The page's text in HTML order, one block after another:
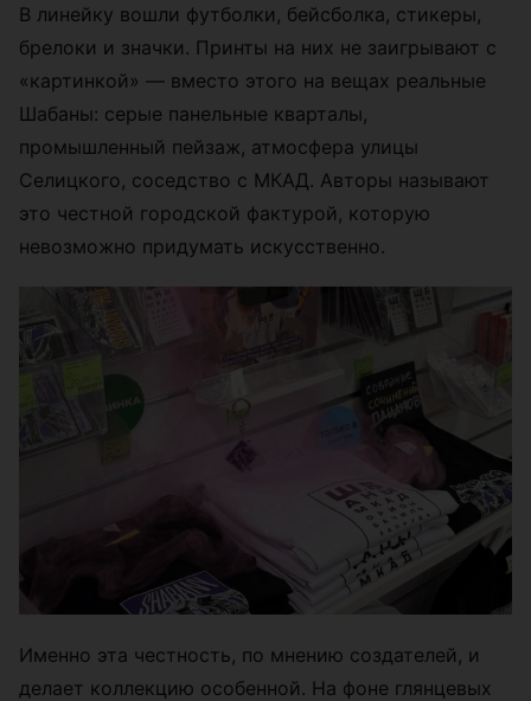
В линейку вошли футболки, бейсболка, стикеры,
брелоки и значки. Принты на них не заигрывают с
«картинкой» — вместо этого на вещах реальные
Шабаны: серые панельные кварталы,
промышленный пейзаж, атмосфера улицы
Селицкого, соседство с МКАД. Авторы называют
это честной городской фактурой, которую
невозможно придумать искусственно.
Именно эта честность, по мнению создателей, и
делает коллекцию особенной. На фоне глянцевых